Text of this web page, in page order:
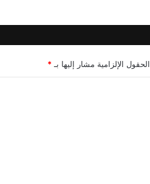
الحقول الإلزامية مشار إليها بـ *